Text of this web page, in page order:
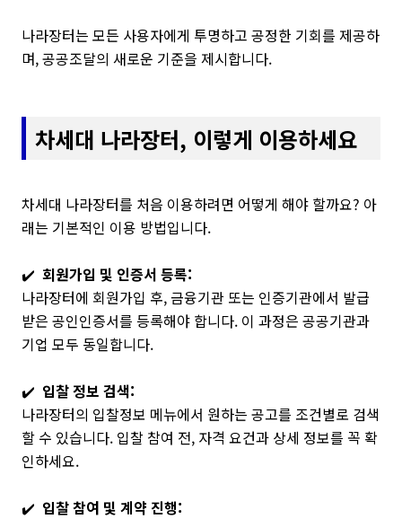
나라장터는 모든 사용자에게 투명하고 공정한 기회를 제공하
며, 공공조달의 새로운 기준을 제시합니다.
차세대 나라장터, 이렇게 이용하세요
차세대 나라장터를 처음 이용하려면 어떻게 해야 할까요? 아
래는 기본적인 이용 방법입니다.
✔️ 회원가입 및 인증서 등록:
나라장터에 회원가입 후, 금융기관 또는 인증기관에서 발급
받은 공인인증서를 등록해야 합니다. 이 과정은 공공기관과
기업 모두 동일합니다.
✔️ 입찰 정보 검색:
나라장터의 입찰정보 메뉴에서 원하는 공고를 조건별로 검색
할 수 있습니다. 입찰 참여 전, 자격 요건과 상세 정보를 꼭 확
인하세요.
✔️ 입찰 참여 및 계약 진행: